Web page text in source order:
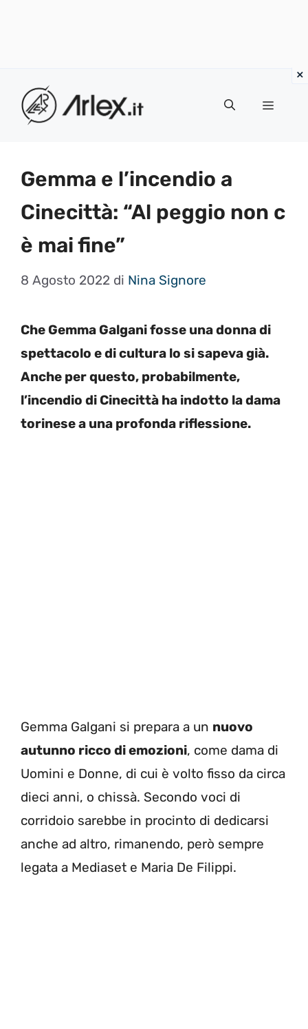
contenuto
Menu
Gemma e l’incendio a
Cinecittà: “Al peggio non c
è mai fine”
8 Agosto 2022 di Nina Signore
Che Gemma Galgani fosse una donna di
spettacolo e di cultura lo si sapeva già.
Anche per questo, probabilmente,
l’incendio di Cinecittà ha indotto la dama
torinese a una profonda riflessione.
Gemma Galgani si prepara a un nuovo
autunno ricco di emozioni, come dama di
Uomini e Donne, di cui è volto fisso da circa
dieci anni, o chissà. Secondo voci di
corridoio sarebbe in procinto di dedicarsi
anche ad altro, rimanendo, però sempre
legata a Mediaset e Maria De Filippi.